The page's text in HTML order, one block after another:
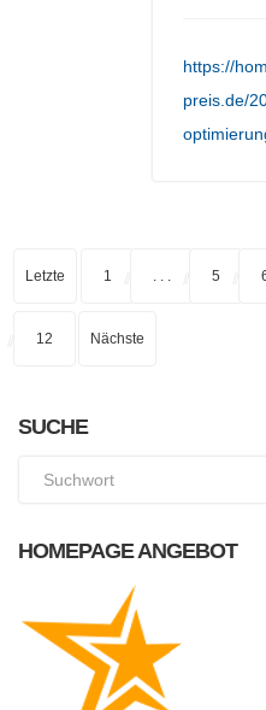
https://
preis.de/
Letzte 1 5
12 Nächste
SUCHE
HOMEPAGE ANGEBOT